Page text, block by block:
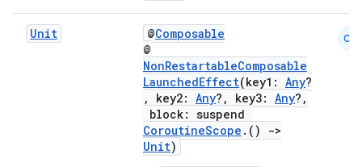
Unit @Composable
@
NonRestartableComposable
LaunchedEffect(key1: Any?
, key2: Any?, key3: Any?,
block: suspend
CoroutineScope .()
->
Unit)
CM